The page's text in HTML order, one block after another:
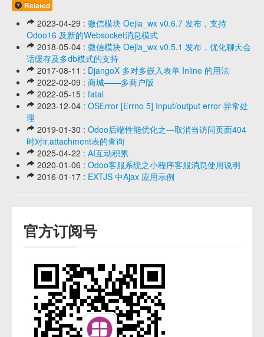
Related
2023-04-29 : 微信模块 Oejia_wx v0.6.7 发布，支持
Odoo16 及新的Websocket消息模式
2018-05-04 : 微信模块 Oejia_wx v0.5.1 发布，优化聊天会
话缓存及多db模式的支持
2017-08-11 : DjangoX 多对多嵌入表单 Inline 的用法
2022-02-09 : 商城——多商户版
2022-05-15 : fatal
2023-12-04 : OSError [Errno 5] Input/output error 异常处
理
2019-01-30 : Odoo后端性能优化之—取消当访问页面404
时对ir.attachment表的查询
2025-04-22 : AI互动积累
2020-01-06 : Odoo客服系统之小程序客服消息使用说明
2016-01-17 : EXTJS 中Ajax 应用示例
官方订阅号